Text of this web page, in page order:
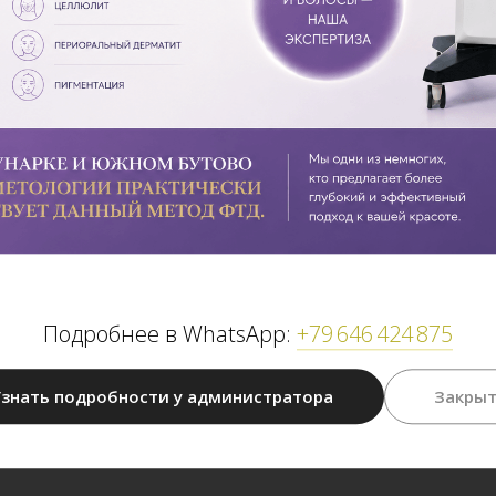
Подробнее в WhatsApp: +79 646 424 875
подробности у администратора